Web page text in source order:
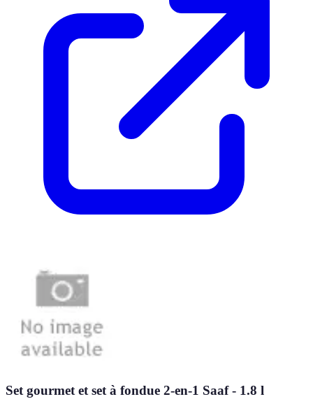
Set gourmet et set à fondue 2-en-1 Saaf - 1.8 l